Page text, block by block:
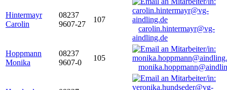
Hintermayr
Carolin
08237
9607-27
107
carolin.hintermayr@vg-
aindling.de
Hoppmann
Monika
08237
9607-0
105